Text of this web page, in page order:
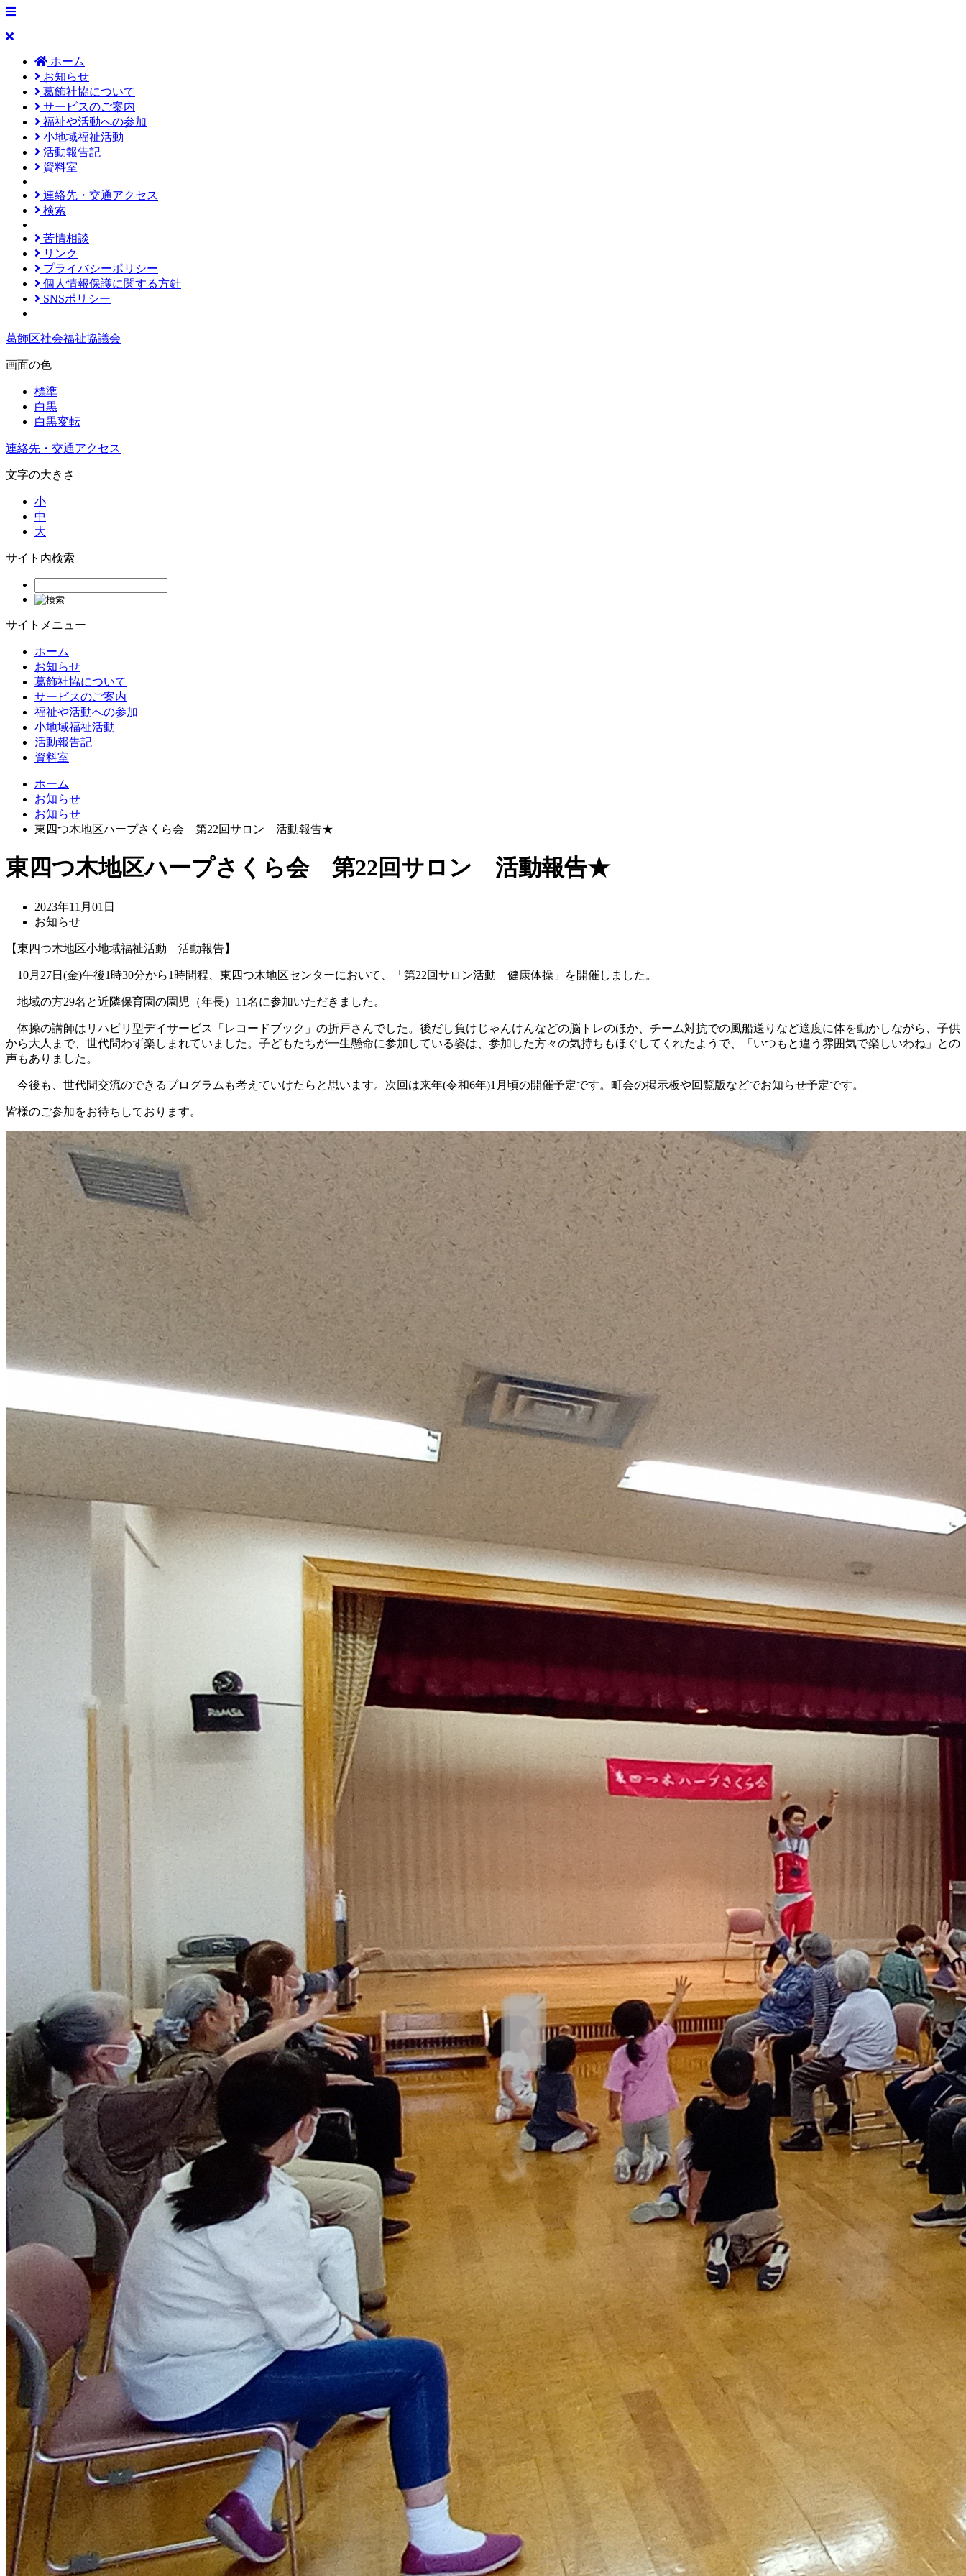
ホーム
お知らせ
葛飾社協について
サービスのご案内
福祉や活動への参加
小地域福祉活動
活動報告記
資料室
連絡先・交通アクセス
検索
苦情相談
リンク
プライバシーポリシー
個人情報保護に関する方針
SNSポリシー
葛飾区社会福祉協議会
画面の色
標準
白黒
白黒変転
連絡先・交通アクセス
文字の大きさ
小
中
大
サイト内検索
サイトメニュー
ホーム
お知らせ
葛飾社協について
サービスのご案内
福祉や活動への参加
小地域福祉活動
活動報告記
資料室
ホーム
お知らせ
お知らせ
東四つ木地区ハープさくら会 第22回サロン 活動報告★
東四つ木地区ハープさくら会 第22回サロン 活動報告★
2023年11月01日
お知らせ
【東四つ木地区小地域福祉活動 活動報告】
10月27日(金)午後1時30分から1時間程、東四つ木地区センターにおいて、「第22回サロン活動 健康体操」を開催しました。
地域の方29名と近隣保育園の園児（年長）11名に参加いただきました。
体操の講師はリハビリ型デイサービス「レコードブック」の折戸さんでした。後だし負けじゃんけんなどの脳トレのほか、チーム対抗での風船送りなど適度に体を動かしながら、子供
から大人まで、世代問わず楽しまれていました。子どもたちが一生懸命に参加している姿は、参加した方々の気持ちもほぐしてくれたようで、「いつもと違う雰囲気で楽しいわね」との
声もありました。
今後も、世代間交流のできるプログラムも考えていけたらと思います。次回は来年(令和6年)1月頃の開催予定です。町会の掲示板や回覧版などでお知らせ予定です。
皆様のご参加をお待ちしております。